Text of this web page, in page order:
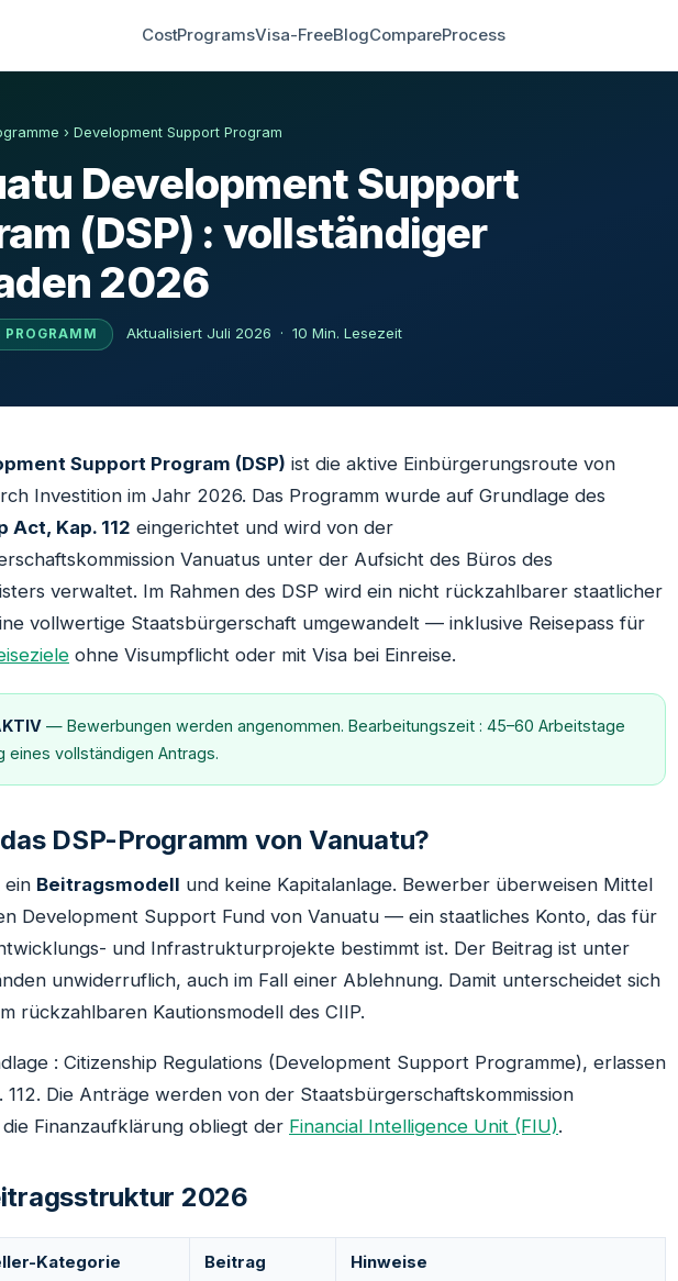
CostProgramsVisa-FreeBlogCompareProcess
› Development Support Program
Development Support
(DSP) : vollständiger
2026
Aktualisiert Juli 2026 · 10 Min. Lesezeit
Support Program (DSP) ist die aktive Einbürgerungsroute von
Investition im Jahr 2026. Das Programm wurde auf Grundlage des
Act, Kap. 112 eingerichtet und wird von der
Vanuatus unter der Aufsicht des Büros des
verwaltet. Im Rahmen des DSP wird ein nicht rückzahlbarer staatlicher
vollwertige Staatsbürgerschaft umgewandelt — inklusive Reisepass für
ohne Visumpflicht oder mit Visa bei Einreise.
— Bewerbungen werden angenommen. Bearbeitungszeit : 45–60 Arbeitstage
eines vollständigen Antrags.
DSP-Programm von Vanuatu?
ein Beitragsmodell und keine Kapitalanlage. Bewerber überweisen Mittel
Development Support Fund von Vanuatu — ein staatliches Konto, das für
und Infrastrukturprojekte bestimmt ist. Der Beitrag ist unter
unwiderruflich, auch im Fall einer Ablehnung. Damit unterscheidet sich
rückzahlbaren Kautionsmodell des CIIP.
: Citizenship Regulations (Development Support Programme), erlassen
112. Die Anträge werden von der Staatsbürgerschaftskommission
Finanzaufklärung obliegt der Financial Intelligence Unit (FIU).
2026
Kategorie Beitrag Hinweise